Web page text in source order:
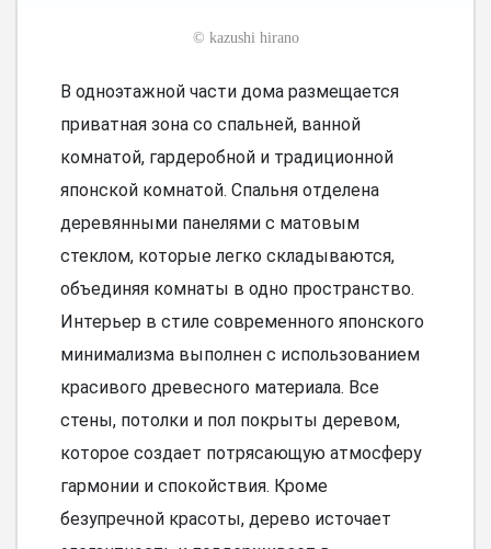
© kazushi hirano
В одноэтажной части дома размещается
приватная зона со спальней, ванной
комнатой, гардеробной и традиционной
японской комнатой. Спальня отделена
деревянными панелями с матовым
стеклом, которые легко складываются,
объединяя комнаты в одно пространство.
Интерьер в стиле современного японского
минимализма выполнен с использованием
красивого древесного материала. Все
стены, потолки и пол покрыты деревом,
которое создает потрясающую атмосферу
гармонии и спокойствия. Кроме
безупречной красоты, дерево источает